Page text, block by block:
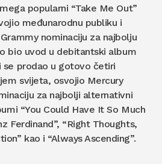
popularni “Take Me Out”
međunarodnu publiku i
nominaciju za najbolju
bio uvod u debitantski album
se prodao u gotovo četiri
svijeta, osvojio Mercury
za najbolji alternativni
“You Could Have It So Much
Ferdinand”, “Right Thoughts,
kao i “Always Ascending”.